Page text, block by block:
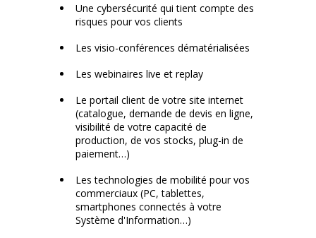
Une cybersécurité qui tient compte des
risques pour vos clients
Les visio-conférences dématérialisées
Les webinaires live et replay
Le portail client de votre site internet
(catalogue, demande de devis en ligne,
visibilité de votre capacité de
production, de vos stocks, plug-in de
paiement…)
Les technologies de mobilité pour vos
commerciaux (PC, tablettes,
smartphones connectés à votre
Système d'Information…)